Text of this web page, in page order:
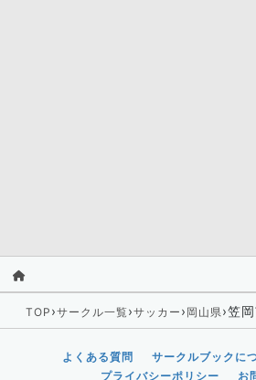
TOP ›サークル一覧›サッカー › 岡山県›笠
よくある質問 サークルブックに
プライバシーポリシー
お